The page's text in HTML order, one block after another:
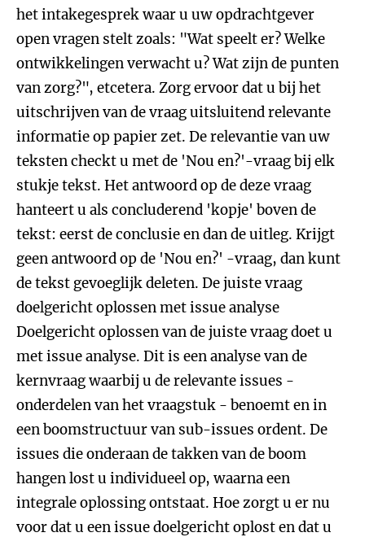
het intakegesprek waar u uw opdrachtgever
open vragen stelt zoals: "Wat speelt er? Welke
ontwikkelingen verwacht u? Wat zijn de punten
van zorg?", etcetera. Zorg ervoor dat u bij het
uitschrijven van de vraag uitsluitend relevante
informatie op papier zet. De relevantie van uw
teksten checkt u met de 'Nou en?'-vraag bij elk
stukje tekst. Het antwoord op de deze vraag
hanteert u als concluderend 'kopje' boven de
tekst: eerst de conclusie en dan de uitleg. Krijgt
geen antwoord op de 'Nou en?' -vraag, dan kunt
de tekst gevoeglijk deleten. De juiste vraag
doelgericht oplossen met issue analyse
Doelgericht oplossen van de juiste vraag doet u
met issue analyse. Dit is een analyse van de
kernvraag waarbij u de relevante issues -
onderdelen van het vraagstuk - benoemt en in
een boomstructuur van sub-issues ordent. De
issues die onderaan de takken van de boom
hangen lost u individueel op, waarna een
integrale oplossing ontstaat. Hoe zorgt u er nu
voor dat u een issue doelgericht oplost en dat u